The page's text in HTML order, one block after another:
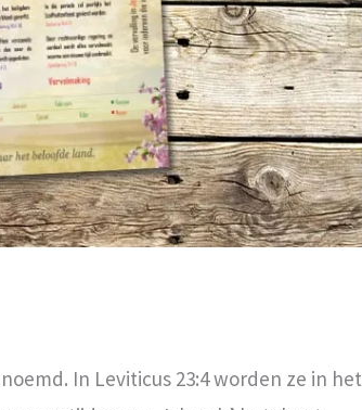
In Leviticus 23:4 worden ze in het